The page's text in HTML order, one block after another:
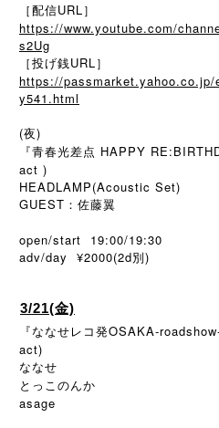
［配信URL］
https://www.youtube.com/
s2Ug
［投げ銭URL］
https://
y541.html
(夜)
『青春光差点 HAPPY
act )
HEADLAMP(Acoustic Set)
GUEST：佐藤翼
open/start 19:00/19:30
adv/day ¥2000(2d別 )
3/21(金)
『ななせレコ発OSAKA-roadshow-
act)
ななせ
とっこのんか
asage